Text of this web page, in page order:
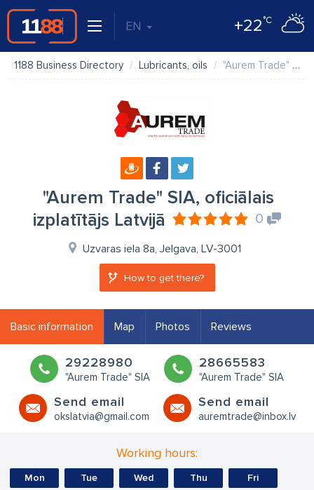
EN +22°C
1188 Business Directory Lubricants, oils "Aurem Trade" SIA, oficiālais izplatītājs Latvijā
"Aurem Trade" SIA, oficiālais
izplatītājs Latvijā
0
Uzvaras iela 8a, Jelgava, LV-3001
How to get there?
Basic information Map Photos Reviews
29228980
"Aurem Trade" SIA
28665583
"Aurem Trade" SIA
Send email
okslatvia@gmail.com
Send email
auremtrade@inbox.lv
Working hours:
Mon Tue Wed Thu Fri